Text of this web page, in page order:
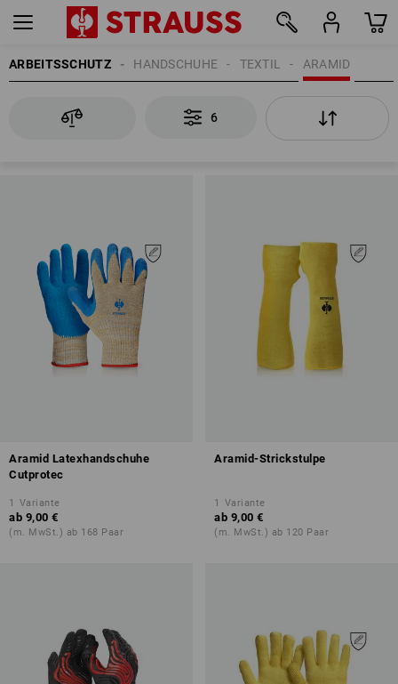
ARBEITSSCHUTZ ARAMID
TEXTIL
HANDSCHUHE
6
Aramid Latexhandschuhe
Cutprotec
1 Variante
ab 9,00 €
(m. MwSt.) ab 168 Paar
Aramid-Strickstulpe
1 Variante
ab 9,00 €
(m. MwSt.) ab 120 Paar